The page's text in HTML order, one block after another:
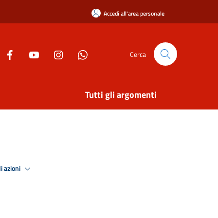
Accedi all'area personale
Cerca
Tutti gli argomenti
azioni